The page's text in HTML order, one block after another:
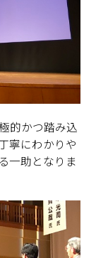
的かつ踏み込
寧にわかりや
一助となりま